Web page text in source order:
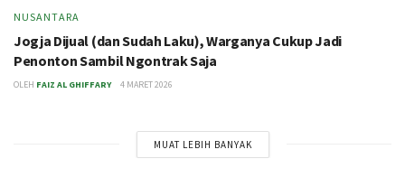
NUSANTARA
Jogja Dijual (dan Sudah Laku), Warganya Cukup Jadi
Penonton Sambil Ngontrak Saja
OLEH FAIZ AL GHIFFARY 4 MARET 2026
MUAT LEBIH BANYAK